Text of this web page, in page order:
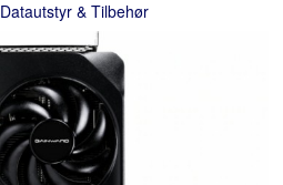
Datautstyr & Tilbehør